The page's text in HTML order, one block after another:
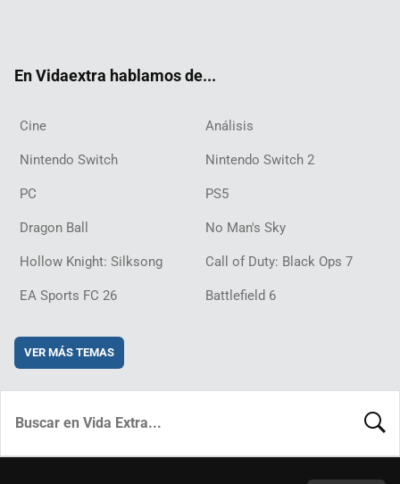
En Vidaextra hablamos de...
Cine Análisis
Nintendo Switch Nintendo Switch 2
PC PS5
Dragon Ball No Man's Sky
Hollow Knight: Silksong Call of Duty: Black Ops 7
EA Sports FC 26 Battlefield 6
VER MÁS TEMAS